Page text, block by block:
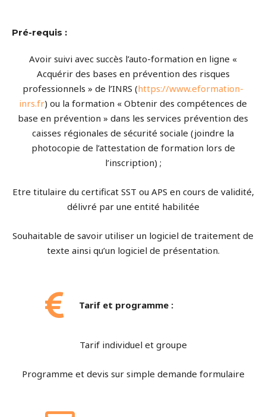
Pré-requis :
Avoir suivi avec succès l’auto-formation en ligne «
Acquérir des bases en prévention des risques
professionnels » de l’INRS (https://www.eformation-
inrs.fr) ou la formation « Obtenir des compétences de
base en prévention » dans les services prévention des
caisses régionales de sécurité sociale (joindre la
photocopie de l’attestation de formation lors de
l’inscription) ;
Etre titulaire du certificat SST ou APS en cours de validité,
délivré par une entité habilitée
Souhaitable de savoir utiliser un logiciel de traitement de
texte ainsi qu’un logiciel de présentation.
Tarif et programme :
Tarif individuel et groupe
Programme et devis sur simple demande formulaire